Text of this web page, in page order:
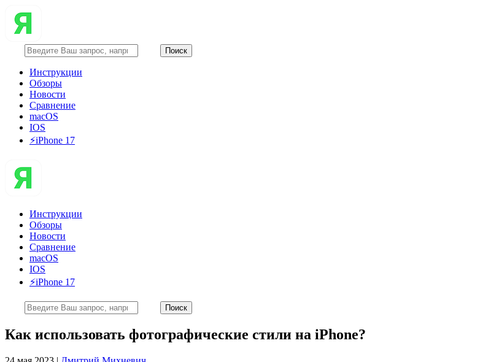
Инструкции
Обзоры
Новости
Сравнение
macOS
IOS
⚡️iPhone 17
Инструкции
Обзоры
Новости
Сравнение
macOS
IOS
⚡️iPhone 17
Как использовать фотографические стили на iPhone?